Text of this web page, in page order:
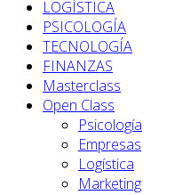
LOGÍSTICA
PSICOLOGÍA
TECNOLOGÍA
FINANZAS
Masterclass
Open Class
Psicología
Empresas
Logística
Marketing